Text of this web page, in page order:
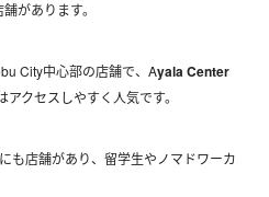
舗があります。
City中心部の店舗で、Ayala Center
アクセスしやすく人気です。
も店舗があり、留学生やノマドワーカ